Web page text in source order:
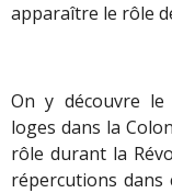
apparaître le rôle
On y découvre le
loges dans la
rôle durant la
répercutions